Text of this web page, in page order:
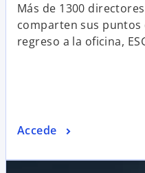
Más de 1300
comparten sus
regreso a la oficina,
Accede